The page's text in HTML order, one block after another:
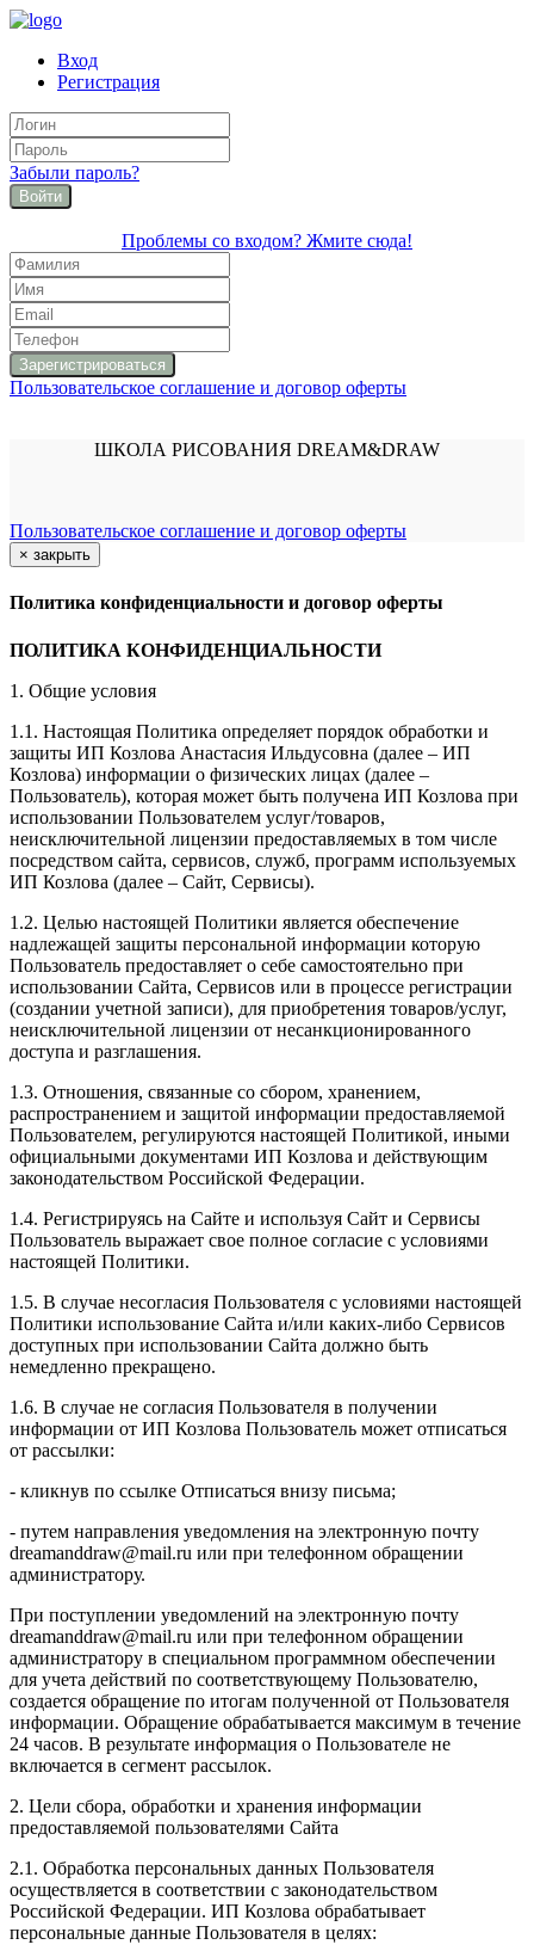
Вход
Регистрация
Забыли пароль?
Войти
Проблемы со входом? Жмите сюда!
Пользовательское соглашение и договор оферты
ШКОЛА РИСОВАНИЯ DREAM&DRAW
Пользовательское соглашение и договор оферты
× закрыть
Политика конфиденциальности и договор оферты
ПОЛИТИКА КОНФИДЕНЦИАЛЬНОСТИ
1. Общие условия
1.1. Настоящая Политика определяет порядок обработки и
защиты ИП Козлова Анастасия Ильдусовна (далее – ИП
Козлова) информации о физических лицах (далее –
Пользователь), которая может быть получена ИП Козлова при
использовании Пользователем услуг/товаров,
неисключительной лицензии предоставляемых в том числе
посредством сайта, сервисов, служб, программ используемых
ИП Козлова (далее – Сайт, Сервисы).
1.2. Целью настоящей Политики является обеспечение
надлежащей защиты персональной информации которую
Пользователь предоставляет о себе самостоятельно при
использовании Сайта, Сервисов или в процессе регистрации
(создании учетной записи), для приобретения товаров/услуг,
неисключительной лицензии от несанкционированного
доступа и разглашения.
1.3. Отношения, связанные со сбором, хранением,
распространением и защитой информации предоставляемой
Пользователем, регулируются настоящей Политикой, иными
официальными документами ИП Козловa и действующим
законодательством Российской Федерации.
1.4. Регистрируясь на Сайте и используя Сайт и Сервисы
Пользователь выражает свое полное согласие с условиями
настоящей Политики.
1.5. В случае несогласия Пользователя с условиями настоящей
Политики использование Сайта и/или каких-либо Сервисов
доступных при использовании Сайта должно быть
немедленно прекращено.
1.6. В случае не согласия Пользователя в получении
информации от ИП Козлова Пользователь может отписаться
от рассылки:
- кликнув по ссылке Отписаться внизу письма;
- путем направления уведомления на электронную почту
dreamanddraw@mail.ru или при телефонном обращении
администратору.
При поступлении уведомлений на электронную почту
dreamanddraw@mail.ru или при телефонном обращении
администратору в специальном программном обеспечении
для учета действий по соответствующему Пользователю,
создается обращение по итогам полученной от Пользователя
информации. Обращение обрабатывается максимум в течение
24 часов. В результате информация о Пользователе не
включается в сегмент рассылок.
2. Цели сбора, обработки и хранения информации
предоставляемой пользователями Сайта
2.1. Обработка персональных данных Пользователя
осуществляется в соответствии с законодательством
Российской Федерации. ИП Козловa обрабатывает
персональные данные Пользователя в целях: